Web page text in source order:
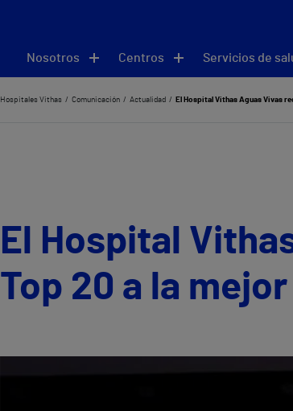
Nosotros Centros Servicios de
Hospitales Vithas Comunicación Actualidad El Hospital Vithas Aguas Vivas
El Hospital
Top 20 a la